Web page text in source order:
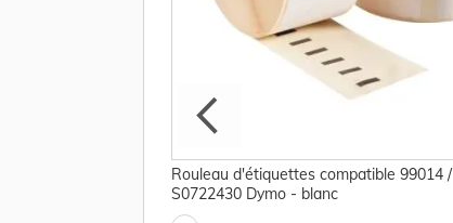
Rouleau d'étiquettes compatible 99014 /
S0722430 Dymo - blanc